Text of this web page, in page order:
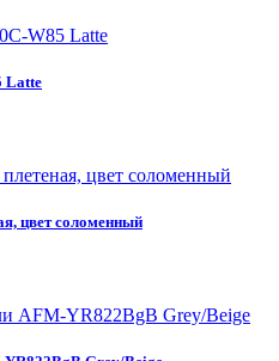
Latte
цвет соломенный